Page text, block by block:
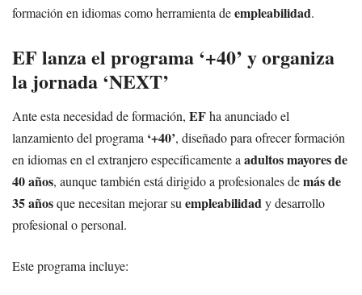
formación en idiomas como herramienta deempleabilidad.
EF lanza el programa ‘+40’ y organiza
la jornada ‘NEXT’
Ante esta necesidad de formación, EFha anunciado el
lanzamiento del programa ‘+40’, diseñado para ofrecer formación
en idiomas en el extranjero específicamente aadultos mayores de
40 años, aunque también está dirigido a profesionales demás de
35 añosque necesitan mejorar suempleabilidady desarrollo
profesional o personal.
Este programa incluye: